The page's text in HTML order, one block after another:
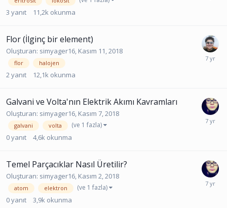
3 yanıt 11,2k okunma
Flor (İlginç bir element)
Oluşturan: simyager16, Kasım 11, 2018
flor halojen
2yanıt 12,1k okunma
Galvani ve Volta'nın Elektrik Akımı Kavramları
Oluşturan: simyager16, Kasım 7, 2018
galvani volta (ve 1 fazla)
0yanıt 4,6k okunma
Temel Parçacıklar Nasıl Üretilir?
Oluşturan: simyager16, Kasım 2, 2018
atom elektron (ve 1 fazla)
0yanıt 3,9k okunma